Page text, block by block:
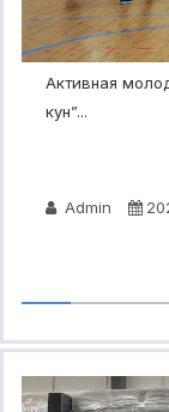
Активная
кун”...
Admin